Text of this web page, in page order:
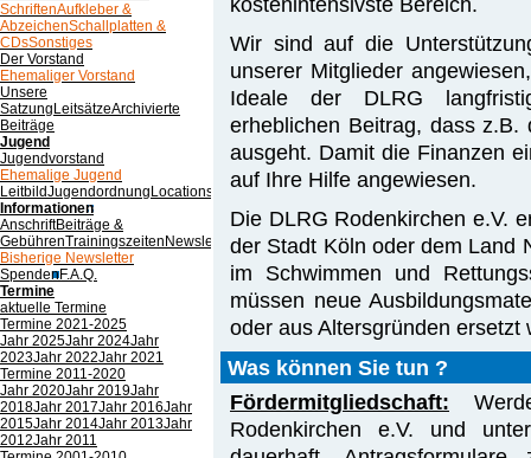
SchriftenAufkleber &
AbzeichenSchallplatten &
CDsSonstiges
Der Vorstand
Ehemaliger Vorstand
Unsere
SatzungLeitsätzeArchivierte
Beiträge
Jugend
Jugendvorstand
Ehemalige Jugend
LeitbildJugendordnungLocations
Spenden
Informationen
AnschriftBeiträge &
GebührenTrainingszeitenNewsletter
Bisherige Newsletter
SpendenF.A.Q.
Termine
aktuelle Termine
Termine 2021-2025
Jahr 2025Jahr 2024Jahr
2023Jahr 2022Jahr 2021
Termine 2011-2020
Jahr 2020Jahr 2019Jahr
2018Jahr 2017Jahr 2016Jahr
2015Jahr 2014Jahr 2013Jahr
2012Jahr 2011
Wir sind auf die
unserer Mitglieder
Ideale der DLRG
erheblichen Beitrag, dass
ausgeht. Damit die Finanzen
auf Ihre Hilfe angewiesen.
Die DLRG Rodenkirchen e.V.
der Stadt Köln oder dem Land
im Schwimmen und
müssen neue
oder aus Altersgründen ersetzt
Was können Sie tun ?
Fördermitgliedschaft:
Rodenkirchen e.V. und